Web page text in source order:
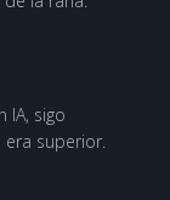
IA, sigo
superior.